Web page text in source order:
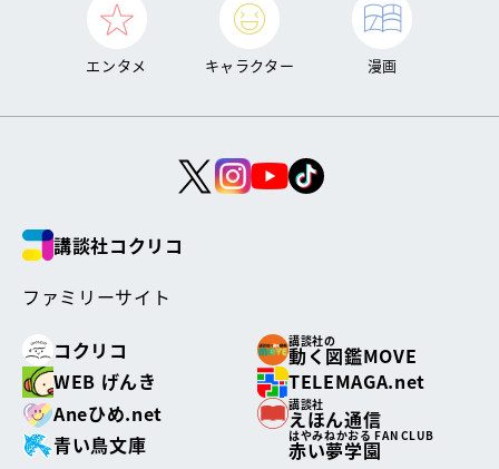
エンタメ キャラクター 漫画
講談社コクリコ
ファミリーサイト
コクリコ
講談社の
動く図鑑MOVE
WEB げんき
TELEMAGA.net
Aneひめ.net
講談社
えほん通信
青い鳥文庫
はやみねかおる FAN CLUB
赤い夢学園